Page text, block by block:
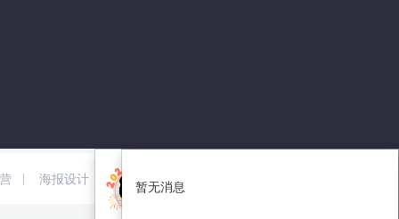
暂无消息
暂无消息
海报设计 短视频 | 新媒体运营